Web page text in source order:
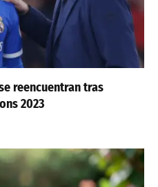
reencuentran tras
2023